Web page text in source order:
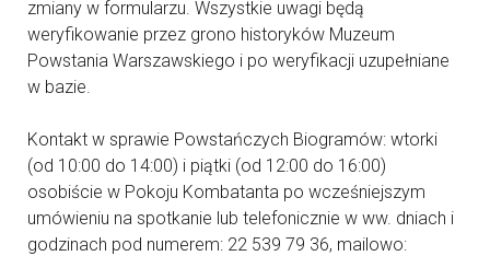
zmiany w formularzu. Wszystkie uwagi będą
weryfikowanie przez grono historyków Muzeum
Powstania Warszawskiego i po weryfikacji uzupełniane
w bazie.
Kontakt w sprawie Powstańczych Biogramów: wtorki
(od 10:00 do 14:00) i piątki (od 12:00 do 16:00)
osobiście w Pokoju Kombatanta po wcześniejszym
umówieniu na spotkanie lub telefonicznie w ww. dniach i
godzinach pod numerem: 22 539 79 36, mailowo: